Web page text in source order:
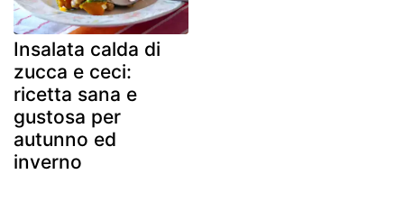
Insalata calda di
zucca e ceci:
ricetta sana e
gustosa per
autunno ed
inverno